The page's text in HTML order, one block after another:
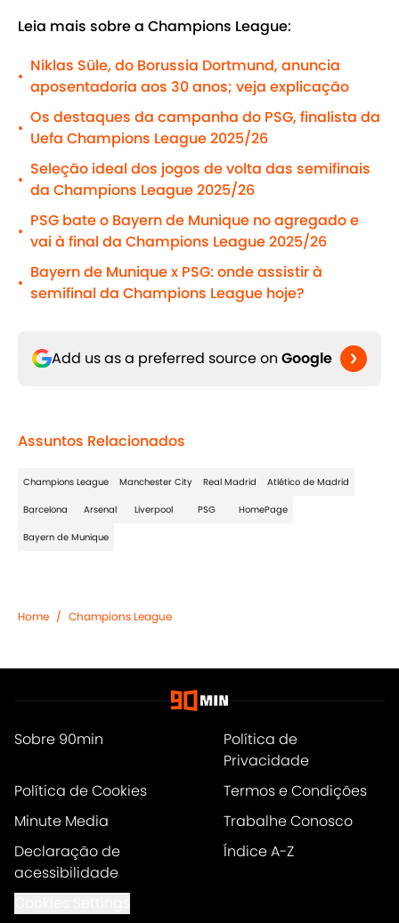
Leia mais sobre a Champions League:
•
Niklas Süle, do Borussia Dortmund, anuncia
aposentadoria aos 30 anos; veja explicação
•
Os destaques da campanha do PSG, finalista da
Uefa Champions League 2025/26
•
Seleção ideal dos jogos de volta das semifinais
da Champions League 2025/26
•
PSG bate o Bayern de Munique no agregado e
vai à final da Champions League 2025/26
•
Bayern de Munique x PSG: onde assistir à
semifinal da Champions League hoje?
Add us as a preferred source on Google
Assuntos Relacionados
Champions League Manchester City Real Madrid Atlético de Madrid
Barcelona Arsenal Liverpool PSG HomePage
Bayern de Munique
Home / Champions League
Sobre 90min
Política de
Privacidade
Política de Cookies
Termos e Condições
Minute Media
Trabalhe Conosco
Declaração de
acessibilidade
Índice A-Z